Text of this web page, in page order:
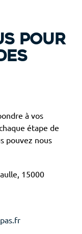
pour
à vos
étape de
pouvez nous
15000